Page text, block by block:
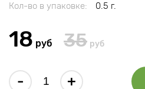
Кол-во в упаковке:
0.5 г.
18 руб 35 руб
- +